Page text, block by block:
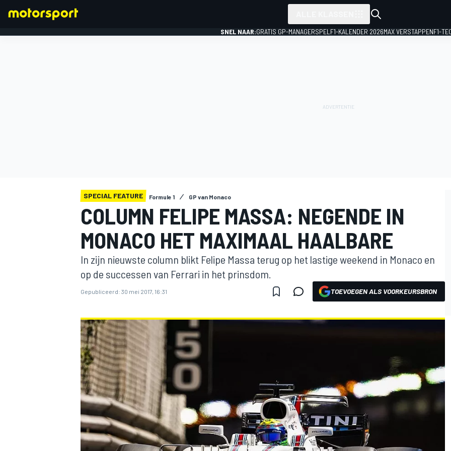
MOTOGP
SNEL NAAR:GRATIS GP-MANAGERSPEL F1-KALENDER 2026MAX VERSTAPPENF1-
SPECIAL FEATURE Formule 1 GP van Monaco
COLUMN FELIPE MASSA: NEGENDE IN
MONACO HET MAXIMAAL HAALBARE
In zijn nieuwste column blikt Felipe Massa terug op het lastige weekend in Monaco en
op de successen van Ferrari in het prinsdom.
Gepubliceerd: 30 mei 2017, 16:31 TOEVOEGEN ALS VOORKEURSBRON